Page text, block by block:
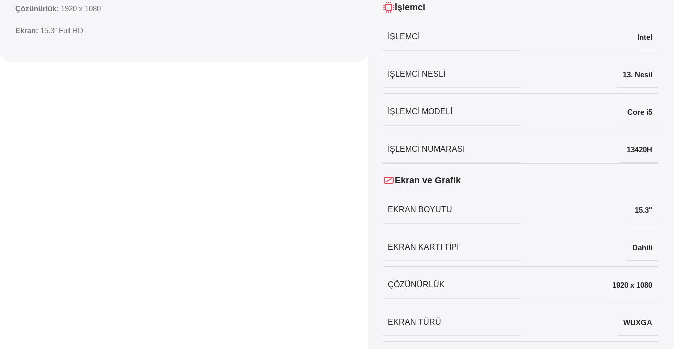
Çözünürlük: 1920 x 1080
Ekran: 15.3″ Full HD
İşlemci
İŞLEMCI Intel
İŞLEMCI NESLI 13. Nesil
İŞLEMCI MODELI Core i5
İŞLEMCI NUMARASI 13420H
Ekran ve Grafik
EKRAN BOYUTU 15.3″
EKRAN KARTI TIPI Dahili
ÇÖZÜNÜRLÜK 1920 x 1080
EKRAN TÜRÜ WUXGA